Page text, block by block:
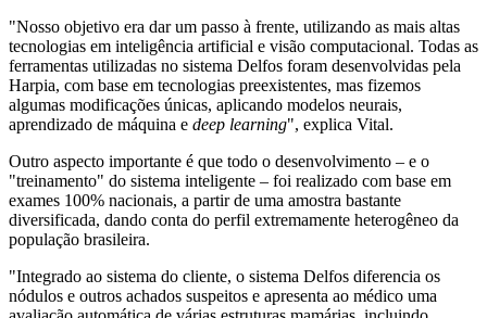
"Nosso objetivo era dar um passo à frente, utilizando as mais altas
tecnologias em inteligência artificial e visão computacional. Todas as
ferramentas utilizadas no sistema Delfos foram desenvolvidas pela
Harpia, com base em tecnologias preexistentes, mas fizemos
algumas modificações únicas, aplicando modelos neurais,
aprendizado de máquina e deep learning", explica Vital.
Outro aspecto importante é que todo o desenvolvimento – e o
"treinamento" do sistema inteligente – foi realizado com base em
exames 100% nacionais, a partir de uma amostra bastante
diversificada, dando conta do perfil extremamente heterogêneo da
população brasileira.
"Integrado ao sistema do cliente, o sistema Delfos diferencia os
nódulos e outros achados suspeitos e apresenta ao médico uma